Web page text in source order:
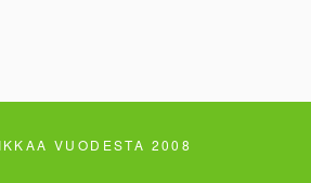
VUODESTA 2008